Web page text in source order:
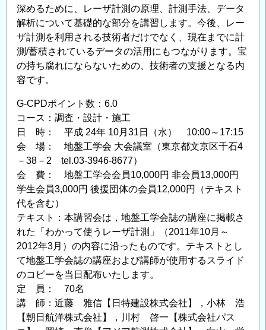
深めるために、レーザ計測の原理、計測手法、データ
解析について基礎的な部分を講習します。今後、レー
ザ計測を利用される技術者だけでなく、現在までに計
測/蓄積されているデータの活用にもつながります。宝
の持ち腐れにならないための、技術者の支援となる内
容です。
G-CPDポイント数：6.0
コース：調査・設計・施工
日 時： 平成 24年 10月31日（水） 10:00～17:15
会 場： 地盤工学会 大会議室（東京都文京区千石4
－38－2 tel.03-3946-8677）
会 費： 地盤工学会会員10,000円 非会員13,000円
学生会員3,000円 後援団体の会員12,000円（テキスト
代を含む）
テキスト：本講習会は，地盤工学会誌の講座に掲載さ
れた「わかって使うレーザ計測」（2011年10月～
2012年3月）の内容に沿ったものです。テキストとし
て地盤工学会誌の講座および講師が使用するスライド
のコピーを当日配布いたします。
定 員： 70名
講 師：近藤 雅信【日特建設株式会社】，小林 浩
【朝日航洋株式会社】，川村 啓一【株式会社パス